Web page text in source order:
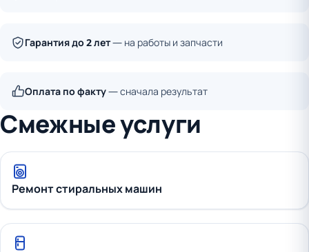
Гарантия до 2 лет— на работы и запчасти
Оплата по факту— сначала результат
Смежные услуги
Ремонт стиральных машин